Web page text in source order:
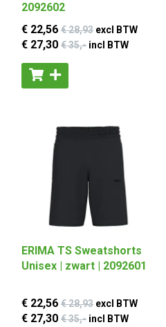
2092602
€ 22,56 € 28,93 excl BTW
€ 27,30 € 35,- incl BTW
ERIMA TS Sweatshorts
Unisex | zwart | 2092601
€ 22,56 € 28,93 excl BTW
€ 27,30 € 35,- incl BTW